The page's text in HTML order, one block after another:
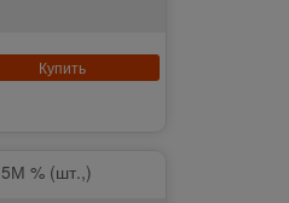
Купить
% (шт.,)